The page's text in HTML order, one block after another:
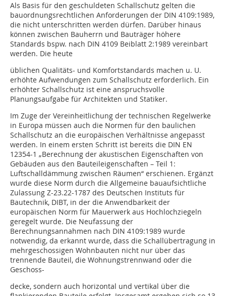
Als Basis für den geschuldeten Schallschutz gelten die
bauordnungsrechtlichen Anforderungen der DIN 4109:1989,
die nicht unterschritten werden dürfen. Darüber hinaus
können zwischen Bauherrn und Bauträger höhere
Standards bspw. nach DIN 4109 Beiblatt 2:1989 vereinbart
werden. Die heute
üblichen Qualitäts- und Komfortstandards machen u. U.
erhöhte Aufwendungen zum Schallschutz erforderlich. Ein
erhöhter Schallschutz ist eine anspruchsvolle
Planungsaufgabe für Architekten und Statiker.
Im Zuge der Vereinheitlichung der technischen Regelwerke
in Europa müssen auch die Normen für den baulichen
Schallschutz an die europäischen Verhältnisse angepasst
werden. In einem ersten Schritt ist bereits die DIN EN
12354-1 „Berechnung der akustischen Eigenschaften von
Gebäuden aus den Bauteileigenschaften – Teil 1:
Luftschalldämmung zwischen Räumen“ erschienen. Ergänzt
wurde diese Norm durch die Allgemeine bauaufsichtliche
Zulassung Z-23.22-1787 des Deutschen Instituts für
Bautechnik, DIBT, in der die Anwendbarkeit der
europäischen Norm für Mauerwerk aus Hochlochziegeln
geregelt wurde. Die Neufassung der
Berechnungsannahmen nach DIN 4109:1989 wurde
notwendig, da erkannt wurde, dass die Schallübertragung in
mehrgeschossigen Wohnbauten nicht nur über das
trennende Bauteil, die Wohnungstrennwand oder die
Geschoss-
decke, sondern auch horizontal und vertikal über die